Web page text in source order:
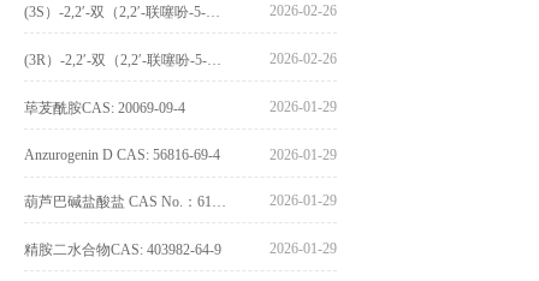
2026-02-26
2026-02-26
荜茇酰胺CAS: 20069-09-4 2026-01-29
Anzurogenin D CAS: 56816-69-4 2026-01-29
2026-01-29
精胺二水合物CAS: 403982-64-9 2026-01-29